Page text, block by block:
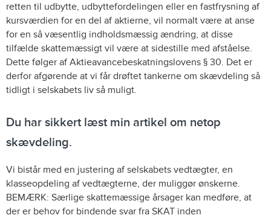
retten til udbytte, udbyttefordelingen eller en fastfrysning af
kursværdien for en del af aktierne, vil normalt være at anse
for en så væsentlig indholdsmæssig ændring, at disse
tilfælde skattemæssigt vil være at sidestille med afståelse.
Dette følger afAktieavancebeskatningslovens § 30. Det er
derfor afgørende at vi får drøftet tankerne om skævdeling så
tidligt i selskabets liv så muligt.
Du har sikkert læst min artikel om netop
skævdeling.
Vi bistår med en justering af selskabets vedtægter, en
klasseopdeling af vedtægterne, der muliggør ønskerne.
BEMÆRK: Særlige skattemæssige årsager kan medføre, at
der er behov for bindende svar fra SKAT inden